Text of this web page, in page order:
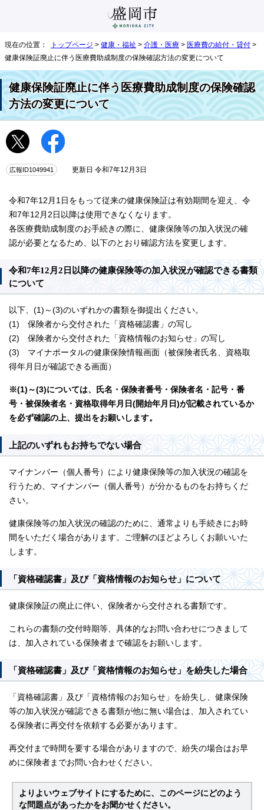
現在の位置： トップページ > 健康・福祉 > 介護・医療 > 医療費の給付・貸付 >
健康保険証廃止に伴う医療費助成制度の保険確認方法の変更について
健康保険証廃止に伴う医療費助成制度の保険確認
方法の変更について
広報ID1049941 更新日 令和7年12月3日
令和7年12月1日をもって従来の健康保険証は有効期間を迎え、令
和7年12月2日以降は使用できなくなります。
各医療費助成制度のお手続きの際に、健康保険等の加入状況の確
認が必要となるため、以下のとおり確認方法を変更します。
令和7年12月2日以降の健康保険等の加入状況が確認できる書類
について
以下、(1)～(3)のいずれかの書類を御提出ください。
(1) 保険者から交付された「資格確認書」の写し
(2) 保険者から交付された「資格情報のお知らせ」の写し
(3) マイナポータルの健康保険情報画面（被保険者氏名、資格取
得年月日が確認できる画面）
※(1)～(3)については、氏名・保険者番号・保険者名・記号・番
号・被保険者名・資格取得年月日(開始年月日)が記載されているか
を必ず確認の上、提出をお願いします。
上記のいずれもお持ちでない場合
マイナンバー（個人番号）により健康保険等の加入状況の確認を
行うため、マイナンバー（個人番号）が分かるものをお持ちくだ
さい。
健康保険等の加入状況の確認のために、通常よりも手続きにお時
間をいただく場合があります。ご理解のほどよろしくお願いいた
します。
「資格確認書」及び「資格情報のお知らせ」について
健康保険証の廃止に伴い、保険者から交付される書類です。
これらの書類の交付時期等、具体的なお問い合わせにつきまして
は、加入されている保険者まで確認をお願いします。
「資格確認書」及び「資格情報のお知らせ」を紛失した場合
「資格確認書」及び「資格情報のお知らせ」を紛失し、健康保険
等の加入状況が確認できる書類が他に無い場合は、加入されてい
る保険者に再交付を依頼する必要があります。
再交付まで時間を要する場合がありますので、紛失の場合はお早
めに保険者までお問い合わせください。
よりよいウェブサイトにするために、このページにどのよう
な問題点があったかをお聞かせください。